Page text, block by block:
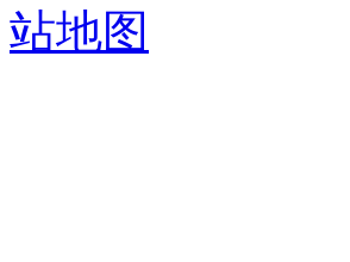
站地图